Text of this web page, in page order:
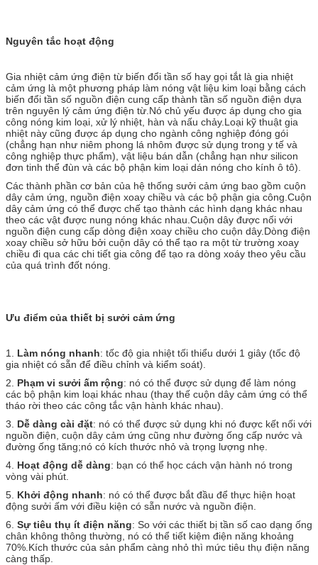
Nguyên tắc hoạt động
Gia nhiệt cảm ứng điện từ biến đổi tần số hay gọi tắt là gia nhiệt
cảm ứng là một phương pháp làm nóng vật liệu kim loại bằng cách
biến đổi tần số nguồn điện cung cấp thành tần số nguồn điện dựa
trên nguyên lý cảm ứng điện từ.Nó chủ yếu được áp dụng cho gia
công nóng kim loại, xử lý nhiệt, hàn và nấu chảy.Loại kỹ thuật gia
nhiệt này cũng được áp dụng cho ngành công nghiệp đóng gói
(chẳng hạn như niêm phong lá nhôm được sử dụng trong y tế và
công nghiệp thực phẩm), vật liệu bán dẫn (chẳng hạn như silicon
đơn tinh thể đùn và các bộ phận kim loại dán nóng cho kính ô tô).
Các thành phần cơ bản của hệ thống sưởi cảm ứng bao gồm cuộn
dây cảm ứng, nguồn điện xoay chiều và các bộ phận gia công.Cuộn
dây cảm ứng có thể được chế tạo thành các hình dạng khác nhau
theo các vật được nung nóng khác nhau.Cuộn dây được nối với
nguồn điện cung cấp dòng điện xoay chiều cho cuộn dây.Dòng điện
xoay chiều sở hữu bởi cuộn dây có thể tạo ra một từ trường xoay
chiều đi qua các chi tiết gia công để tạo ra dòng xoáy theo yêu cầu
của quá trình đốt nóng.
Ưu điểm của thiết bị sưởi cảm ứng
1. Làm nóng nhanh: tốc độ gia nhiệt tối thiểu dưới 1 giây (tốc độ
gia nhiệt có sẵn để điều chỉnh và kiểm soát).
2. Phạm vi sưởi ấm rộng: nó có thể được sử dụng để làm nóng
các bộ phận kim loại khác nhau (thay thế cuộn dây cảm ứng có thể
tháo rời theo các công tắc vận hành khác nhau).
3. Dễ dàng cài đặt: nó có thể được sử dụng khi nó được kết nối với
nguồn điện, cuộn dây cảm ứng cũng như đường ống cấp nước và
đường ống tăng;nó có kích thước nhỏ và trọng lượng nhẹ.
4. Hoạt động dễ dàng: bạn có thể học cách vận hành nó trong
vòng vài phút.
5. Khởi động nhanh: nó có thể được bắt đầu để thực hiện hoạt
động sưởi ấm với điều kiện có sẵn nước và nguồn điện.
6. Sự tiêu thụ ít điện năng: So với các thiết bị tần số cao dạng ống
chân không thông thường, nó có thể tiết kiệm điện năng khoảng
70%.Kích thước của sản phẩm càng nhỏ thì mức tiêu thụ điện năng
càng thấp.